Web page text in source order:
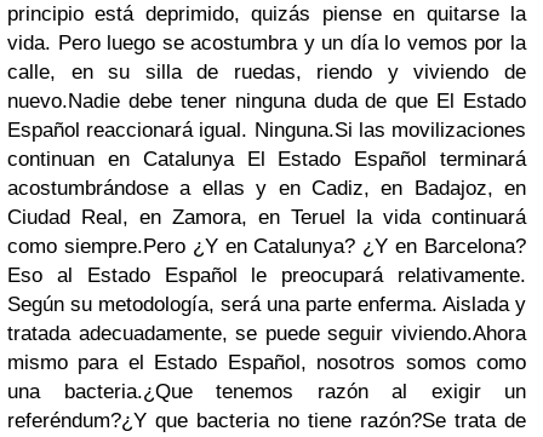
principio está deprimido, quizás piense en quitarse la
vida. Pero luego se acostumbra y un día lo vemos por la
calle, en su silla de ruedas, riendo y viviendo de
nuevo.Nadie debe tener ninguna duda de que El Estado
Español reaccionará igual. Ninguna.Si las movilizaciones
continuan en Catalunya El Estado Español terminará
acostumbrándose a ellas y en Cadiz, en Badajoz, en
Ciudad Real, en Zamora, en Teruel la vida continuará
como siempre.Pero ¿Y en Catalunya? ¿Y en Barcelona?
Eso al Estado Español le preocupará relativamente.
Según su metodología, será una parte enferma. Aislada y
tratada adecuadamente, se puede seguir viviendo.Ahora
mismo para el Estado Español, nosotros somos como
una bacteria.¿Que tenemos razón al exigir un
referéndum?¿Y que bacteria no tiene razón?Se trata de